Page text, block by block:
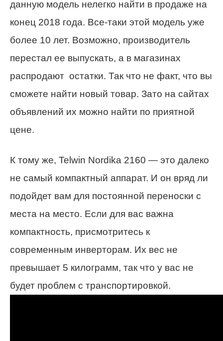
данную модель нелегко найти в продаже на
конец 2018 года. Все-таки этой модель уже
более 10 лет. Возможно, производитель
перестал ее выпускать, а в магазинах
распродают остатки. Так что не факт, что вы
сможете найти новый товар. Зато на сайтах
объявлений их можно найти по приятной
цене.
К тому же, Telwin Nordika 2160 — это далеко
не самый компактный аппарат. И он вряд ли
подойдет вам для постоянной переноски с
места на место. Если для вас важна
компактность, присмотритесь к
современным инверторам. Их вес не
превышает 5 килограмм, так что у вас не
будет проблем с транспортировкой.